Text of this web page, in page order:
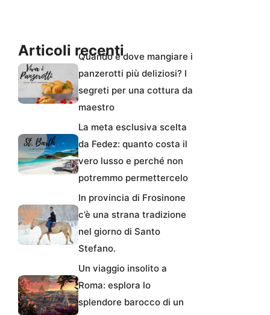
Articoli recentiQuando e dove mangiare i
panzerotti più deliziosi? I
segreti per una cottura da
maestro
La meta esclusiva scelta
da Fedez: quanto costa il
vero lusso e perché non
potremmo permettercelo
In provincia di Frosinone
c’è una strana tradizione
nel giorno di Santo
Stefano.
Un viaggio insolito a
Roma: esplora lo
splendore barocco di un